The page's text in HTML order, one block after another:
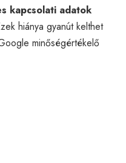
kapcsolati adatok
hiánya gyanút kelthet
minőségértékelő